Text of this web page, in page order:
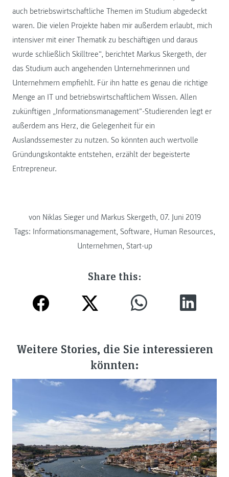
auch betriebswirtschaftliche Themen im Studium abgedeckt
waren. Die vielen Projekte haben mir außerdem erlaubt, mich
intensiver mit einer Thematik zu beschäftigen und daraus
wurde schließlich Skilltree“, berichtet Markus Skergeth, der
das Studium auch angehenden Unternehmerinnen und
Unternehmern empfiehlt. Für ihn hatte es genau die richtige
Menge an IT und betriebswirtschaftlichem Wissen. Allen
zukünftigen „Informationsmanagement“-Studierenden legt er
außerdem ans Herz, die Gelegenheit für ein
Auslandssemester zu nutzen. So könnten auch wertvolle
Gründungskontakte entstehen, erzählt der begeisterte
Entrepreneur.
von Niklas Sieger und Markus Skergeth, 07. Juni 2019
Tags: Informationsmanagement, Software, Human Resources,
Unternehmen, Start-up
Share this:
Weitere Stories, die Sie interessieren
könnten: